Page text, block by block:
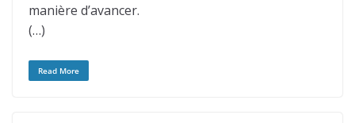
manière d’avancer.
(…)
Read More